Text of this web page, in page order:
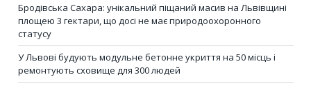
Бродівська Сахара: унікальний піщаний масив на Львівщині
площею 3 гектари, що досі не має природоохоронного
статусу
У Львові будують модульне бетонне укриття на 50 місць і
ремонтують сховище для 300 людей